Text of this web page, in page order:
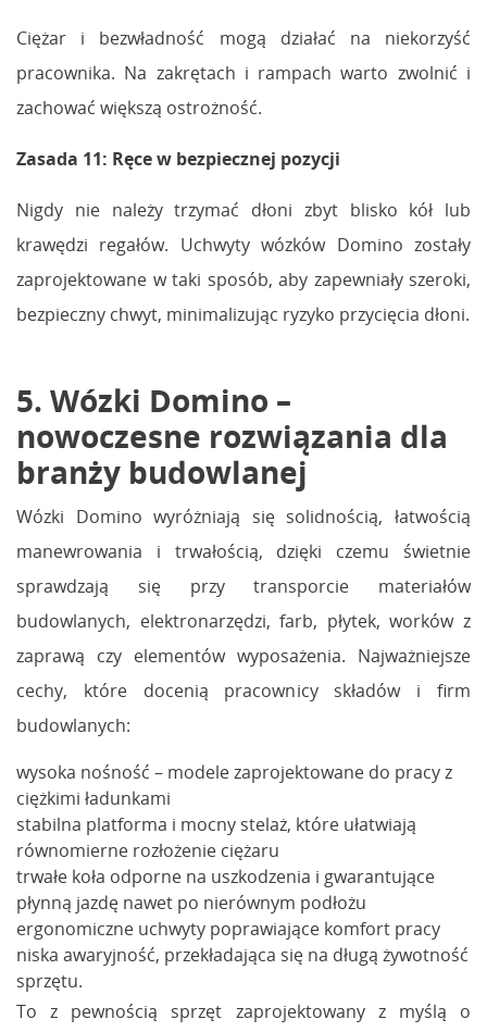
Ciężar i bezwładność mogą działać na niekorzyść
pracownika. Na zakrętach i rampach warto zwolnić i
zachować większą ostrożność.
Zasada 11: Ręce w bezpiecznej pozycji
Nigdy nie należy trzymać dłoni zbyt blisko kół lub
krawędzi regałów. Uchwyty wózków Domino zostały
zaprojektowane w taki sposób, aby zapewniały szeroki,
bezpieczny chwyt, minimalizując ryzyko przycięcia dłoni.
5. Wózki Domino –
nowoczesne rozwiązania dla
branży budowlanej
Wózki Domino wyróżniają się solidnością, łatwością
manewrowania i trwałością, dzięki czemu świetnie
sprawdzają się przy transporcie materiałów
budowlanych, elektronarzędzi, farb, płytek, worków z
zaprawą czy elementów wyposażenia. Najważniejsze
cechy, które docenią pracownicy składów i firm
budowlanych:
wysoka nośność – modele zaprojektowane do pracy z
ciężkimi ładunkami
stabilna platforma i mocny stelaż, które ułatwiają
równomierne rozłożenie ciężaru
trwałe koła odporne na uszkodzenia i gwarantujące
płynną jazdę nawet po nierównym podłożu
ergonomiczne uchwyty poprawiające komfort pracy
niska awaryjność, przekładająca się na długą żywotność
sprzętu.
To z pewnością sprzęt zaprojektowany z myślą o